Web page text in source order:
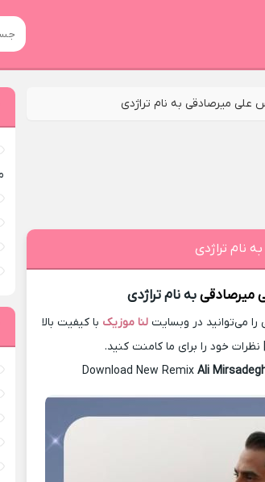
علی میرصادقی به نام تراژدی
نام تراژدی
میرصادقیبه نام تراژدی
می‌توانید در وبسایت لنا موزیک با کیفیت بالا
خود را برای ما کامنت کنید.
Download New Remix Ali